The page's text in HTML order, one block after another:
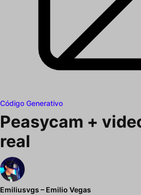
Código Generativo
Peasycam +
real
Emiliusvgs – Emilio Vegas